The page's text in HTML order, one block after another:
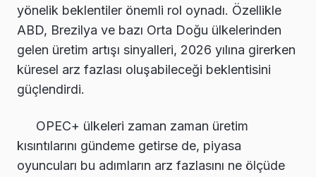
yönelik beklentiler önemli rol oynadı. Özellikle
ABD, Brezilya ve bazı Orta Doğu ülkelerinden
gelen üretim artışı sinyalleri, 2026 yılına girerken
küresel arz fazlası oluşabileceği beklentisini
güçlendirdi.
OPEC+ ülkeleri zaman zaman üretim
kısıntılarını gündeme getirse de, piyasa
oyuncuları bu adımların arz fazlasını ne ölçüde